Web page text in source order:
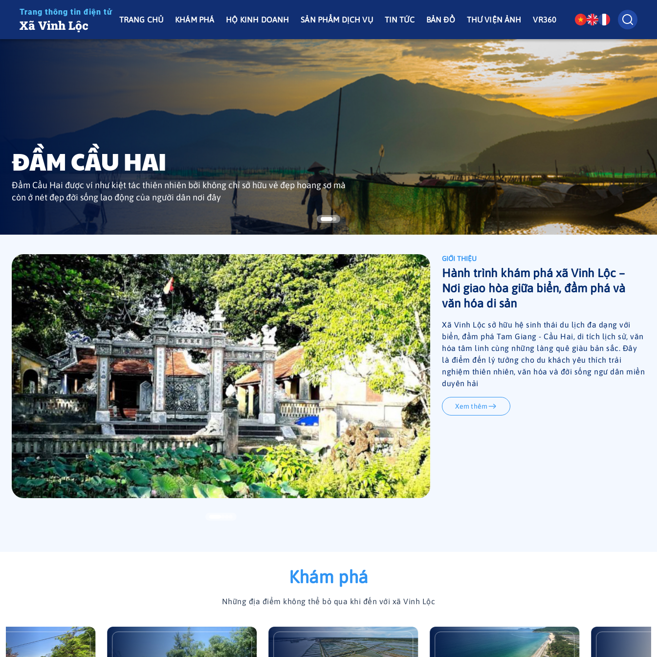
Trang thông tin điện tử
Xã Vinh Lộc TRANG CHỦ KHÁM PHÁ HỘ KINH DOANH SẢN PHẨM DỊCH VỤ TIN TỨC BẢN ĐỒ THƯ VIỆN ẢNH VR360
ĐẦM CẦU HAI
Đầm Cầu Hai được ví như kiệt tác thiên nhiên bởi không chỉ sở hữu vẻ đẹp hoang sơ mà
còn ở nét đẹp đời sống lao động của người dân nơi đây
BIỂN VINH HIỀN
Bãi biển Vinh Hiền (hay biển Hàm Rồng) nằm tại xã Vinh Lộc, cách trung tâm Huế
khoảng 40 km. Nơi đây sở hữu bãi cát dài, làn nước trong xanh và nhiều mỏm đá rêu
phong hoang sơ. Đây là điểm cắm trại và chụp ảnh lý tưởng, tránh xa sự ồn ào của phố
GIỚI THIỆU
Hành trình khám phá xã Vinh Lộc –
Nơi giao hòa giữa biển, đầm phá và
văn hóa di sản
Xã Vinh Lộc sở hữu hệ sinh thái du lịch đa dạng với
biển, đầm phá Tam Giang - Cầu Hai, di tích lịch sử, văn
hóa tâm linh cùng những làng quê giàu bản sắc. Đây
là điểm đến lý tưởng cho du khách yêu thích trải
nghiệm thiên nhiên, văn hóa và đời sống ngư dân miền
duyên hải
Xem thêm
Khám phá
Những địa điểm không thể bỏ qua khi đến với xã Vinh Lộc
Đình làng Diêm Trường Tuyến đường Đập Tây Kè biển Mỹ Á (Vinh Hải)
Di tích địa điểm trụ sở cơ